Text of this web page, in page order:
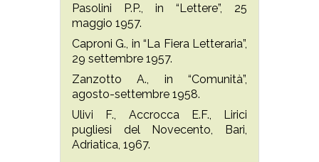
Pasolini P.P., in “Lettere”, 25
maggio 1957.
Caproni G., in “La Fiera Letteraria”,
29 settembre 1957.
Zanzotto A., in “Comunità”,
agosto-settembre 1958.
Ulivi F., Accrocca E.F., Lirici
pugliesi del Novecento, Bari,
Adriatica, 1967.